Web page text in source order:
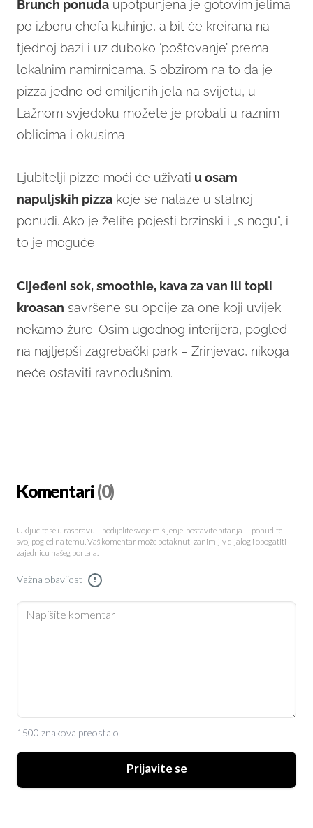
Brunch ponuda upotpunjena je gotovim jelima
po izboru chefa kuhinje, a bit će kreirana na
tjednoj bazi i uz duboko ‘poštovanje’ prema
lokalnim namirnicama. S obzirom na to da je
pizza jedno od omiljenih jela na svijetu, u
Lažnom svjedoku možete je probati u raznim
oblicima i okusima.
Ljubitelji pizze moći će uživati u osam
napuljskih pizza koje se nalaze u stalnoj
ponudi. Ako je želite pojesti brzinski i „s nogu“, i
to je moguće.
Cijeđeni sok, smoothie, kava za van ili topli
kroasan savršene su opcije za one koji uvijek
nekamo žure. Osim ugodnog interijera, pogled
na najljepši zagrebački park – Zrinjevac, nikoga
neće ostaviti ravnodušnim.
Komentari(0)
Uključite se u raspravu – podijelite svoje mišljenje, postavite pitanja ili ponudite
svoj pogled na temu. Vaš komentar može potaknuti zanimljiv dijalog i obogatiti
zajednicu našeg portala.
Važna obavijest !
1500 znakova preostalo
Prijavite se